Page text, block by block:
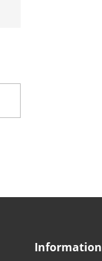
Information